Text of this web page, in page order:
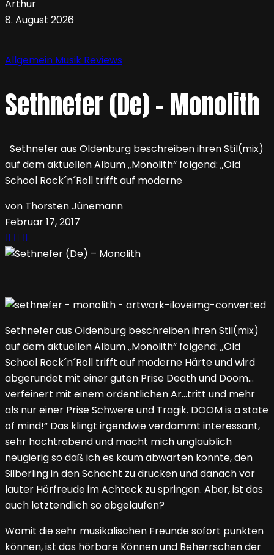
Arthur
8. August 2026
Allgemein Musik Reviews
Sethnefer (De) – Monolith
Sethnefer aus Oldenburg beschreiben ihren Stil(mix)
auf dem aktuellen Album „Monolith“ folgend: „Old
School Rock´n´Roll trifft auf moderne
von Thorsten Jünemann
Februar 17, 2017
Sethnefer aus Oldenburg beschreiben ihren Stil(mix)
auf dem aktuellen Album „Monolith“ folgend: „Old
School Rock´n´Roll trifft auf moderne Härte und wird
abgerundet mit einer guten Prise Death und Doom…
verfeinert mit einem ordentlichen Ar…tritt und mehr
als nur einer Prise Schwere und Tragik. DOOM is a state
of mind!“ Das klingt irgendwie verdammt interessant,
sehr hochtrabend und macht mich unglaublich
neugierig so daß ich es kaum abwarten konnte, den
Silberling in den Schacht zu drücken und danach vor
lauter Hörfreude im Achteck zu springen. Aber, ist das
auch letztendlich so abgelaufen?
Womit die sehr musikalischen Freunde sofort punkten
können, ist das hörbare Können und Beherrschen der